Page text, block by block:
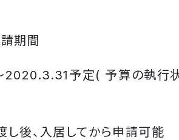
期間
予定( 予算の執行
し後、入居してから申請可能​